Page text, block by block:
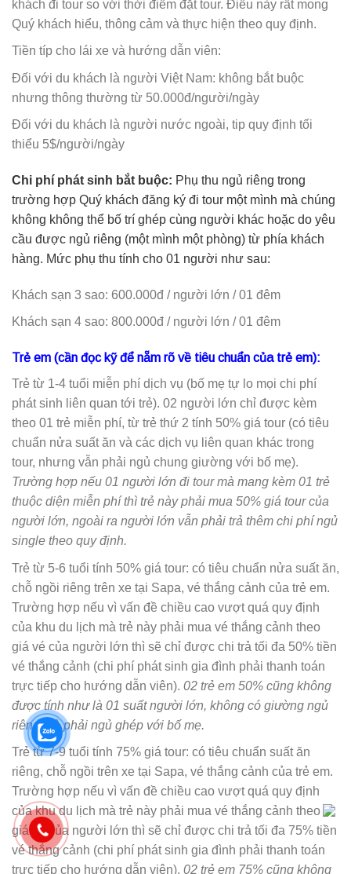
khách đi tour so với thời điểm đặt tour. Điều này rất mong
Quý khách hiểu, thông cảm và thực hiện theo quy định.
Tiền típ cho lái xe và hướng dẫn viên:
Đối với du khách là người Việt Nam: không bắt buộc
nhưng thông thường từ 50.000đ/người/ngày
Đối với du khách là người nước ngoài, tip quy định tối
thiểu 5$/người/ngày
Chi phí phát sinh bắt buộc: Phụ thu ngủ riêng trong
trường hợp Quý khách đăng ký đi tour một mình mà chúng
không không thể bố trí ghép cùng người khác hoặc do yêu
cầu được ngủ riêng (một mình một phòng) từ phía khách
hàng. Mức phụ thu tính cho 01 người như sau:
Khách sạn 3 sao: 600.000đ / người lớn / 01 đêm
Khách sạn 4 sao: 800.000đ / người lớn / 01 đêm
Trẻ em (cần đọc kỹ để nẵm rõ về tiêu chuẩn của trẻ em):
Trẻ từ 1-4 tuổi miễn phí dịch vụ (bố mẹ tự lo mọi chi phí
phát sinh liên quan tới trẻ). 02 người lớn chỉ được kèm
theo 01 trẻ miễn phí, từ trẻ thứ 2 tính 50% giá tour (có tiêu
chuẩn nửa suất ăn và các dịch vụ liên quan khác trong
tour, nhưng vẫn phải ngủ chung giường với bố mẹ).
Trường hợp nếu 01 người lớn đi tour mà mang kèm 01 trẻ
thuộc diện miễn phí thì trẻ này phải mua 50% giá tour của
người lớn, ngoài ra người lớn vẫn phải trả thêm chi phí ngủ
single theo quy định.
Trẻ từ 5-6 tuổi tính 50% giá tour: có tiêu chuẩn nửa suất ăn,
chỗ ngồi riêng trên xe tại Sapa, vé thắng cảnh của trẻ em.
Trường hợp nếu vì vấn đề chiều cao vượt quá quy định
của khu du lịch mà trẻ này phải mua vé thắng cảnh theo
giá vé của người lớn thì sẽ chỉ được chi trả tối đa 50% tiền
vé thắng cảnh (chi phí phát sinh gia đình phải thanh toán
trực tiếp cho hướng dẫn viên). 02 trẻ em 50% cũng không
được tính như là 01 suất người lớn, không có giường ngủ
riêng mà phải ngủ ghép với bố mẹ.
Trẻ từ 7-9 tuổi tính 75% giá tour: có tiêu chuẩn suất ăn
riêng, chỗ ngồi trên xe tại Sapa, vé thắng cảnh của trẻ em.
Trường hợp nếu vì vấn đề chiều cao vượt quá quy định
của khu du lịch mà trẻ này phải mua vé thắng cảnh theo
giá vé của người lớn thì sẽ chỉ được chi trả tối đa 75% tiền
vé thắng cảnh (chi phí phát sinh gia đình phải thanh toán
trực tiếp cho hướng dẫn viên). 02 trẻ em 75% cũng không